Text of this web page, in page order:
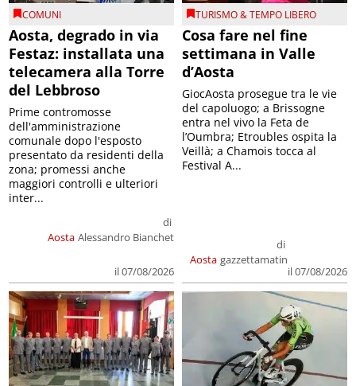
COMUNI
Aosta, degrado in via
Festaz: installata una
telecamera alla Torre
del Lebbroso
Aosta
di
Alessandro Bianchet
il 07/08/2026
Prime contromosse
dell'amministrazione
comunale dopo l'esposto
presentato da residenti della
zona; promessi anche
maggiori controlli e ulteriori
inter...
TURISMO & TEMPO LIBERO
Cosa fare nel fine
settimana in Valle
d’Aosta
Aosta
di
gazzettamatin
il 07/08/2026
GiocAosta prosegue tra le vie
del capoluogo; a Brissogne
entra nel vivo la Feta de
l’Oumbra; Etroubles ospita la
Veillà; a Chamois tocca al
Festival A...